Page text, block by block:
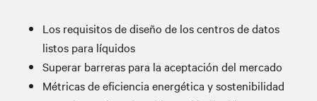
Los requisitos de diseño de los centros de datos
listos para líquidos
Superar barreras para la aceptación del mercado
Métricas de eficiencia energética y sostenibilidad